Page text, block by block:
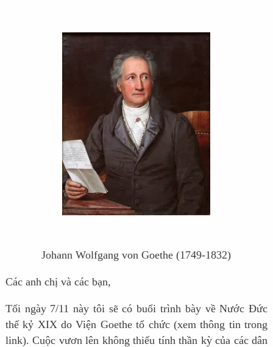
Johann Wolfgang von Goethe (1749-1832)
Các anh chị và các bạn,
Tối ngày 7/11 này tôi sẽ có buổi trình bày về Nước Đức
thế kỷ XIX do Viện Goethe tổ chức (xem thông tin trong
link). Cuộc vươn lên không thiếu tính thần kỳ của các dân